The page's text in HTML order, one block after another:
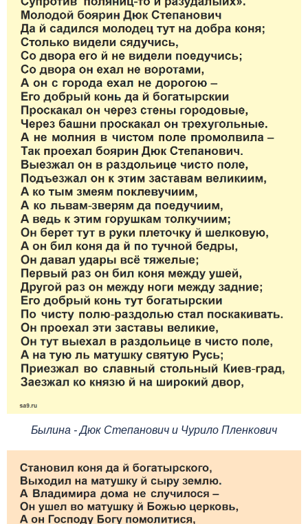
Былина - Дюк Степанович и Чурило Пленкович